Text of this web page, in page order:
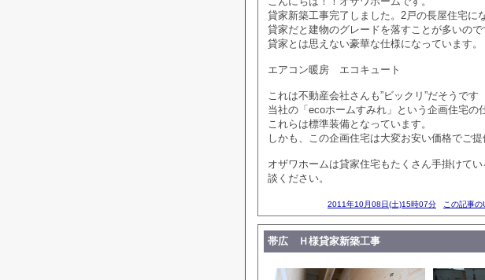
貸家新築工事完了しました。2戸の長屋住宅に
貸家だと建物のグレードを落すことが多いので
貸家とは思えない豪華な仕様になっています。
エアコン暖房 エコキュート
これは不動産会社さんも”ビックリ”だそうです
当社の「ecoホームすみれ」という企画住宅の
これらは標準装備となっています。
しかも、この企画住宅は大変お安い価格でご提
オザワホームは貸家住宅もたくさん手掛けて
談ください。
2011年10月08日(土)15時07分 この記事の
帯広 Ｈ様貸家新築工事